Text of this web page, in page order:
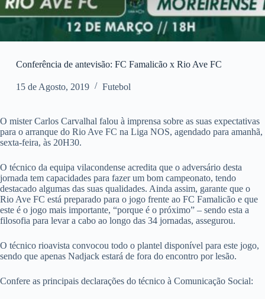
Conferência de antevisão: FC Famalicão x Rio Ave FC
15 de Agosto, 2019 Futebol
O mister Carlos Carvalhal falou à imprensa sobre as suas expectativas
para o arranque do Rio Ave FC na Liga NOS, agendado para amanhã,
sexta-feira, às 20H30.
O técnico da equipa vilacondense acredita que o adversário desta
jornada tem capacidades para fazer um bom campeonato, tendo
destacado algumas das suas qualidades. Ainda assim, garante que o
Rio Ave FC está preparado para o jogo frente ao FC Famalicão e que
este é o jogo mais importante, “porque é o próximo” – sendo esta a
filosofia para levar a cabo ao longo das 34 jornadas, assegurou.
O técnico rioavista convocou todo o plantel disponível para este jogo,
sendo que apenas Nadjack estará de fora do encontro por lesão.
Confere as principais declarações do técnico à Comunicação Social: